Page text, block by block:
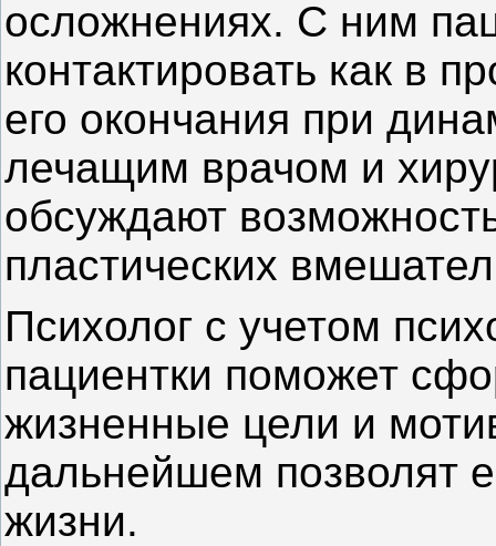
осложнениях. С ним
контактировать как в
его окончания при
лечащим врачом и
обсуждают
пластических
Психолог с учетом
пациентки поможет
жизненные цели и
дальнейшем позволят
жизни.